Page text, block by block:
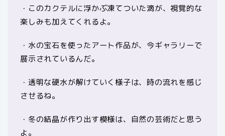
・このカクテルに浮かぶ凍てついた滴が、視覚的な
楽しみも加えてくれるよ。
・水の宝石を使ったアート作品が、今ギャラリーで
展示されているんだ。
・透明な硬水が解けていく様子は、時の流れを感じ
させるね。
・冬の結晶が作り出す模様は、自然の芸術だと思う
よ。